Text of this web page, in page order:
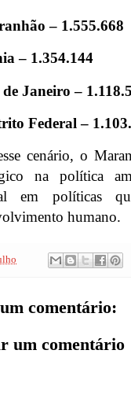
– 1.555.668
– 1.354.144
Janeiro –
Federal –
cenário, o
na política
em políticas
humano.
comentário:
um comentário